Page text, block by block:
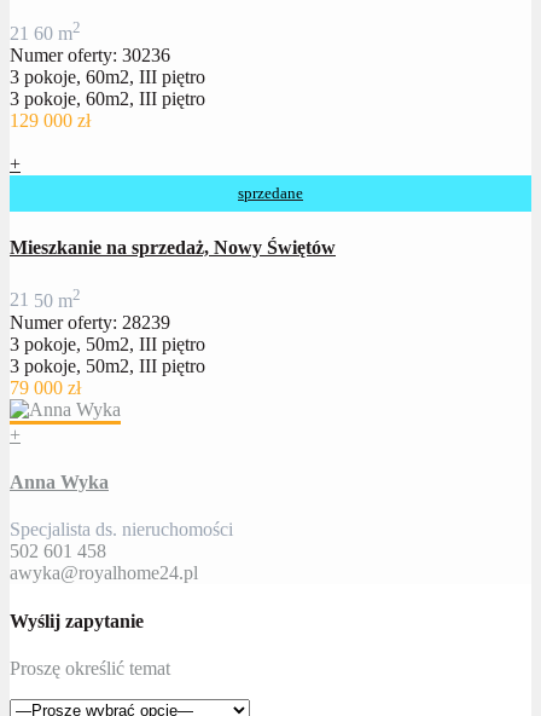
21 60 m2
Numer oferty: 30236
3 pokoje, 60m2, III piętro
3 pokoje, 60m2, III piętro
129 000 zł
+
sprzedane
Mieszkanie na sprzedaż, Nowy Świętów
21 50 m2
Numer oferty: 28239
3 pokoje, 50m2, III piętro
3 pokoje, 50m2, III piętro
79 000 zł
+
Anna Wyka
Specjalista ds. nieruchomości
502 601 458
awyka@royalhome24.pl
Wyślij zapytanie
Proszę określić temat